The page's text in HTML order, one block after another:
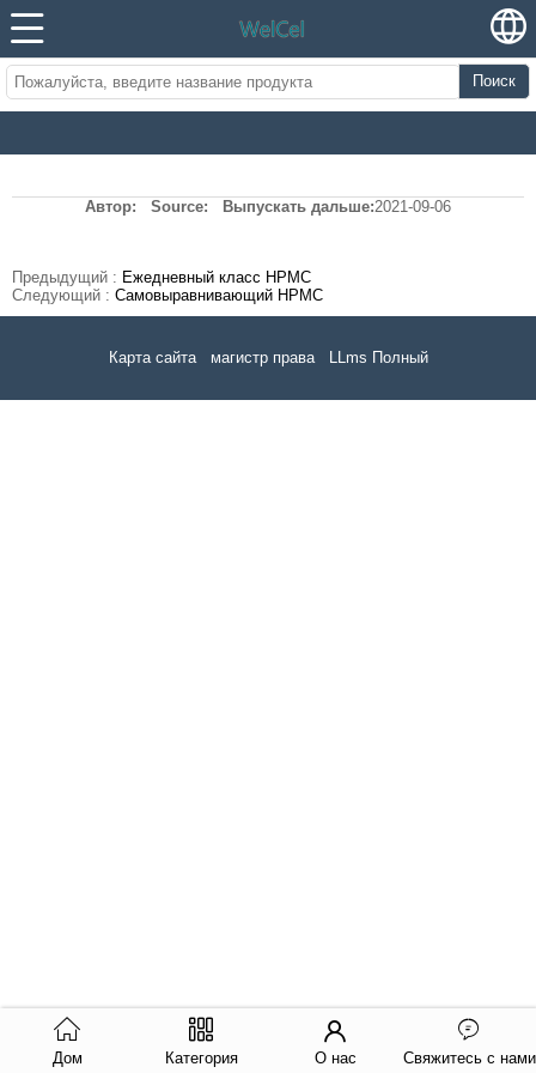
Поиск
Автор: Source: Выпускать дальше:2021-09-06
Предыдущий : Ежедневный класс HPMC
Следующий : Самовыравнивающий HPMC
Карта сайта магистр права LLms Полный
Дом Категория О нас Свяжитесь с нами